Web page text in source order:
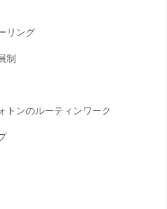
リング
制
トンのルーティンワーク